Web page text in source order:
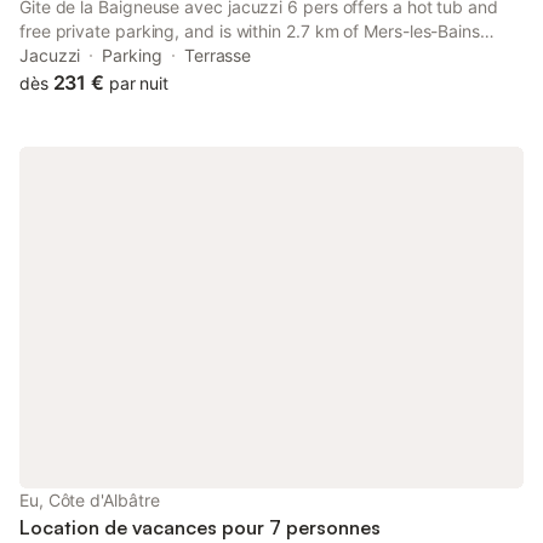
Gite de la Baigneuse avec jacuzzi 6 pers offers a hot tub and
free private parking, and is within 2.7 km of Mers-les-Bains
Beach and 37 km of Train Station of Dieppe.
Jacuzzi Parking
Terrasse
dès 231 € par nuit
Eu, Côte d'Albâtre
Location de vacances pour 7 personnes